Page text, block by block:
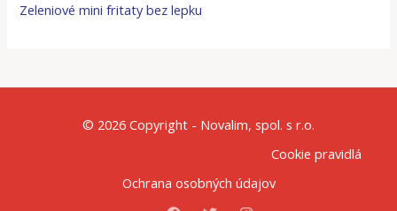
Zeleniové mini fritaty bez lepku
© 2026 Copyright - Novalim, spol. s r.o.
Cookie pravidlá
Ochrana osobných údajov